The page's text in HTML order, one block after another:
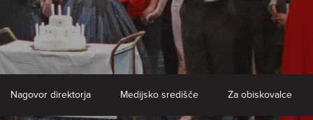
Nagovor direktorja Medijsko središče Za obiskovalce